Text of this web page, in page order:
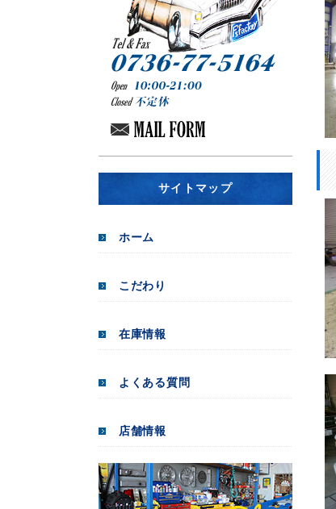
サイトマップ
ホーム
こだわり
在庫情報
よくある質問
店舗情報